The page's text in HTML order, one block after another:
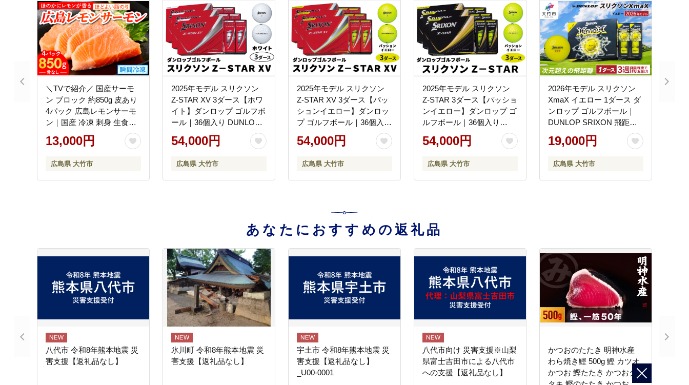
＼TVで紹介／ 国産サーモ
ン ブロック 約850g 皮あり
4パック 広島レモンサーモ
ン｜国産 冷凍 刺身 生食用
真空パック大容量 広島県産
鮭 サーモン サケ さけ 魚 瀬
ン さっぱり 臭みなし 魚 骨
なし 皮付き 広島県産 阿多
13,000円
広島県 大竹市
2025年モデル スリクソン
Z-STAR XV 3ダース【ホワ
イト】ダンロップ ゴルフボ
ール｜36個入り DUNLOP
SRIXON 飛距離 直進性 ソ
フトフィール 打感 スピン
さと まとめ買い 大量 golf
[1903]
54,000円
広島県 大竹市
2025年モデル スリクソン
Z-STAR XV 3ダース【パッ
ションイエロー】ダンロッ
プ ゴルフボール｜36個入り
DUNLOP SRIXON 飛距離
直進性 ソフトフィール 打
ピン ふるさと まとめ買い
大量 golf [1904]
54,000円
広島県 大竹市
2025年モデル スリクソン
Z-STAR 3ダース【パッショ
ンイエロー】ダンロップ ゴ
ルフボール｜36個入り
DUNLOP SRIXON 飛距離
直進性 ソフトフィール 打
ピン ふるさと まとめ買い
大量 golf [1892]
54,000円
広島県 大竹市
2026年モデル スリクソン
XmaX イエロー 1ダース ダ
ンロップ ゴルフボール｜
DUNLOP SRIXON 飛距離
高反発 強弾道 ドライバー
飛距離 [2569]
19,000円
広島県 大竹市
あなたにおすすめの返礼品
八代市 令和8年熊本地震 災
害支援【返礼品なし】
氷川町 令和8年熊本地震 災
害支援【返礼品なし】
宇土市 令和8年熊本地震 災
害支援【返礼品なし】
_U00-0001
八代市向け 災害支援※山梨
県富士吉田市による八代市
への支援【返礼品なし】
かつおのたたき 明神水産
わら焼き鰹 500g 鰹 カツオ
かつお 鰹たたき かつおタ